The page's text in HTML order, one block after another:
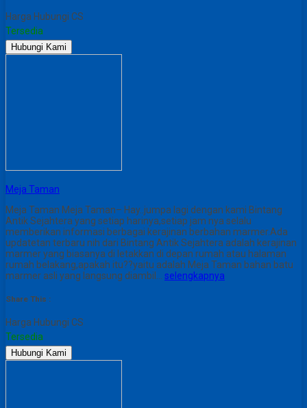
Harga Hubungi CS
Tersedia
Hubungi Kami
Meja Taman
Meja Taman Meja Taman– Hay..jumpa lagi dengan kami Bintang
Antik Sejahtera yang setiap harinya,setiap jam nya selalu
memberikan informasi berbagai kerajinan berbahan marmer.Ada
updatetan terbaru nih dari Bintang Antik Sejahtera adalah kerajinan
marmer yang biasanya di letakkan di depan rumah atau halaman
rumah belakang,apakah itu??yaitu adalah Meja Taman bahan batu
marmer asli yang langsung diambil… selengkapnya
Share This :
Harga Hubungi CS
Tersedia
Hubungi Kami